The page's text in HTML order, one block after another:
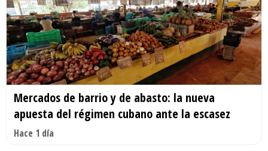
Mercados de barrio y de abasto: la nueva
apuesta del régimen cubano ante la escasez
Hace 1 día